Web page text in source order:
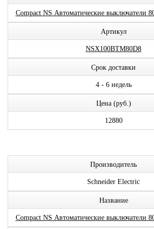
Compact NS Автоматические выключатели
Артикул
NSX100BTM80D8
Срок доставки
4 - 6 недель
Цена (руб.)
12880
Производитель
Schneider Electric
Название
Compact NS Автоматические выключатели